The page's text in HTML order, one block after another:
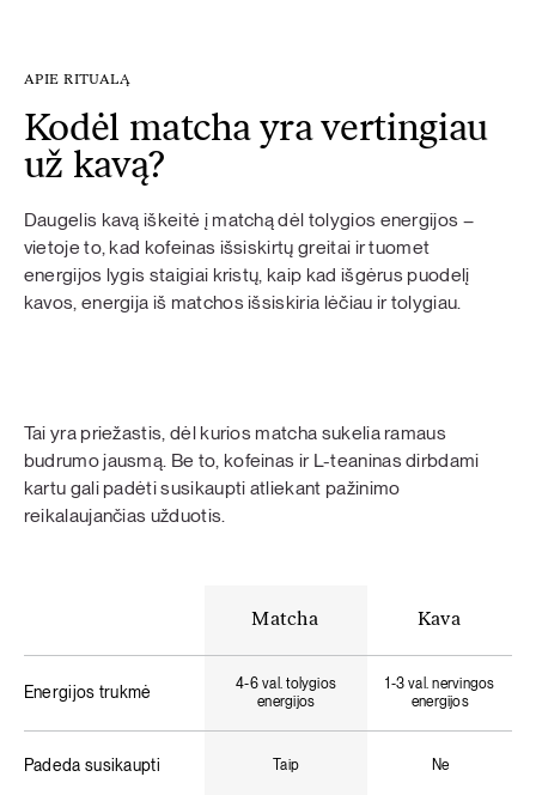
APIE RITUALĄ
Kodėl matcha yra vertingiau
už kavą?
Daugelis kavą iškeitė į matchą dėl tolygios energijos –
vietoje to, kad kofeinas išsiskirtų greitai ir tuomet
energijos lygis staigiai kristų, kaip kad išgėrus puodelį
kavos, energija iš matchos išsiskiria lėčiau ir tolygiau.
Tai yra priežastis, dėl kurios matcha sukelia ramaus
budrumo jausmą. Be to, kofeinas ir L-teaninas dirbdami
kartu gali padėti susikaupti atliekant pažinimo
reikalaujančias užduotis.
Matcha Kava
Energijos trukmė
4-6 val. tolygios
energijos
1-3 val. nervingos
energijos
Padeda susikaupti Taip Ne